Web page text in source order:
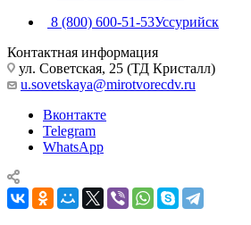
8 (800) 600-51-53Уссурийск
Контактная информация
ул. Советская, 25 (ТД Кристалл)
u.sovetskaya@mirotvorecdv.ru
Вконтакте
Telegram
WhatsApp